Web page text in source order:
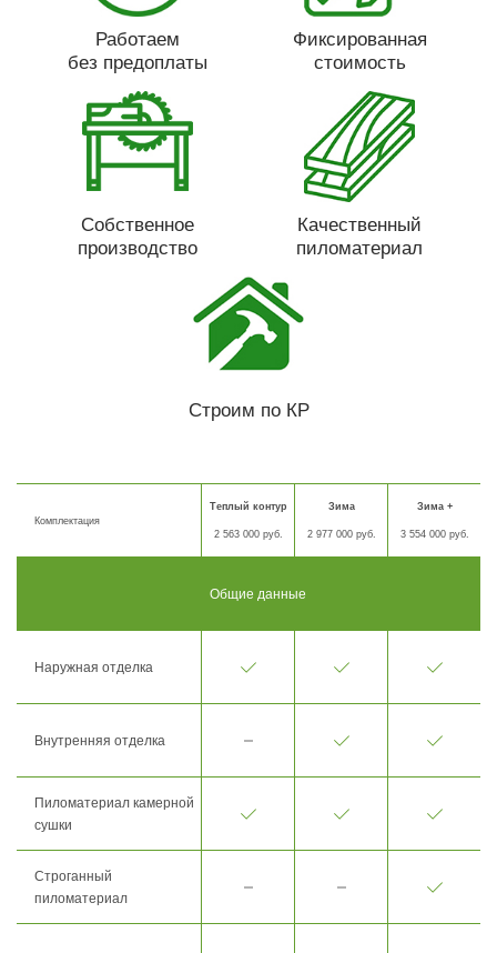
Работаем
без предоплаты
Фиксированная
стоимость
Собственное
производство
Качественный
пиломатериал
Строим по КР
Комплектация
Теплый контур
2 563 000 руб.
Зима
2 977 000 руб.
Зима +
3 554 000 руб.
Общие данные
Наружная отделка
Внутренняя отделка
Пиломатериал камерной
сушки
Строганный
пиломатериал